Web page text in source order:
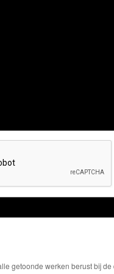
getoonde werken berust bij